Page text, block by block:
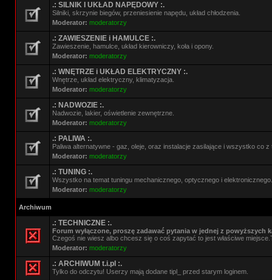
.: SILNIK I UKŁAD NAPĘDOWY :.
Silniki, skrzynie biegów, przeniesienie napędu, układ chłodzenia.
Moderator: moderatorzy
.: ZAWIESZENIE i HAMULCE :.
Zawieszenie, hamulce, układ kierowniczy, koła i opony.
Moderator: moderatorzy
.: WNĘTRZE i UKŁAD ELEKTRYCZNY :.
Wnętrze, układ elektryczny, klimatyzacja.
Moderator: moderatorzy
.: NADWOZIE :.
Nadwozie, lakier, oświetlenie zewnętrzne.
Moderator: moderatorzy
.: PALIWA :.
Paliwa alternatywne - gaz, oleje, oraz instalacje zasilające i wszystko co z
Moderator: moderatorzy
.: TUNING :.
Wszystko na temat tuningu mechanicznego, optycznego i elektronicznego.
Moderator: moderatorzy
Archiwum
.: TECHNICZNE :.
Forum wyłączone, proszę zadawać pytania w jednej z powyższych
Czegoś nie wiesz albo chcesz się o coś zapytać to jest właściwe
Moderator: moderatorzy
.: ARCHIWUM t.i.pl :.
Tylko do odczytu! Userzy mają dodane tipl_ przed starym loginem.